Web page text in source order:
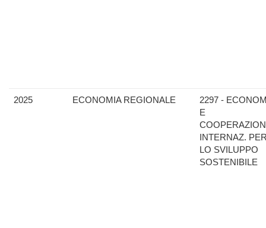
2025 ECONOMIA REGIONALE
2297 -
E
INTERNAZ.
LO SVILUPPO
SOSTENIBILE